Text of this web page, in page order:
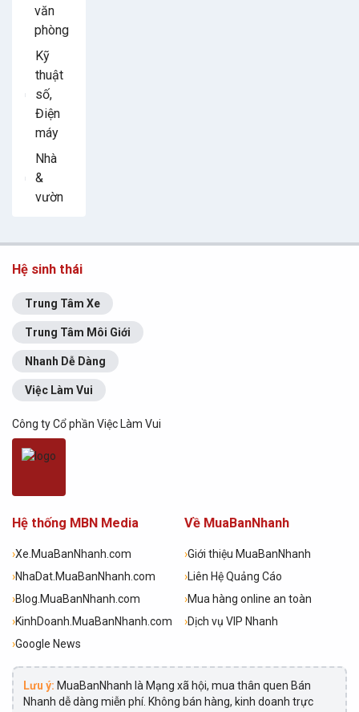
văn
phòng
Kỹ
thuật
số,
Điện
máy
Nhà
&
vườn
Hệ sinh thái
Trung Tâm Xe
Trung Tâm Môi Giới
Nhanh Dễ Dàng
Việc Làm Vui
Công ty Cổ phần Việc Làm Vui
Hệ thống MBN Media
›Xe.MuaBanNhanh.com
›NhaDat.MuaBanNhanh.com
›Blog.MuaBanNhanh.com
›KinhDoanh.MuaBanNhanh.com
›Google News
Về MuaBanNhanh
›Giới thiệu MuaBanNhanh
›Liên Hệ Quảng Cáo
›Mua hàng online an toàn
›Dịch vụ VIP Nhanh
Lưu ý: MuaBanNhanh là Mạng xã hội, mua thân quen Bán
Nhanh dễ dàng miễn phí. Không bán hàng, kinh doanh trực